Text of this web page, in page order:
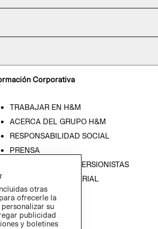
Corporativa
TRABAJAR EN H&M
ACERCA DEL GRUPO H&M
RESPONSABILIDAD SOCIAL
PRENSA
RELACIÓN CON INVERSIONISTAS
POLÍTICA EMPRESARIAL
otras
ofrecerle la
su
publicidad
y boletines